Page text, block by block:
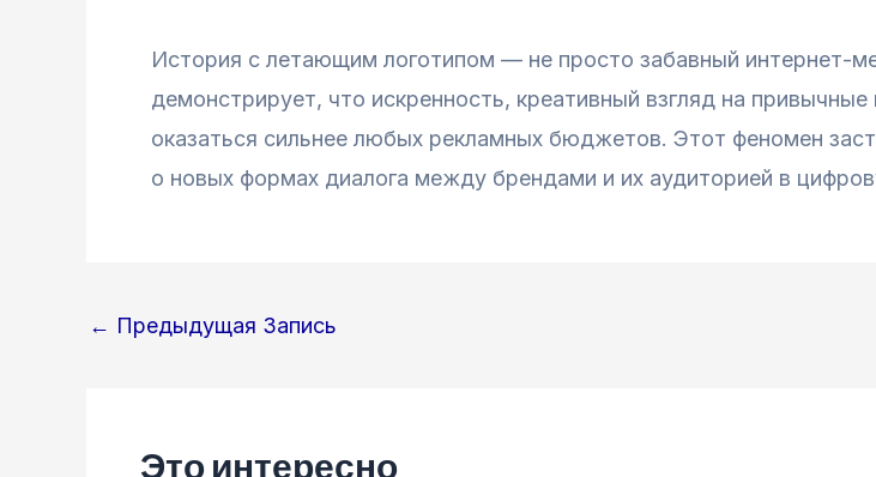
История с летающим логотипом — не просто забавный интернет-
демонстрирует, что искренность, креативный взгляд на
оказаться сильнее любых рекламных бюджетов. Этот феномен
о новых формах диалога между брендами и их аудиторией в
Навигация
← Предыдущая Запись
Это интересно